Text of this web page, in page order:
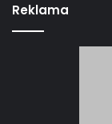
Reklama